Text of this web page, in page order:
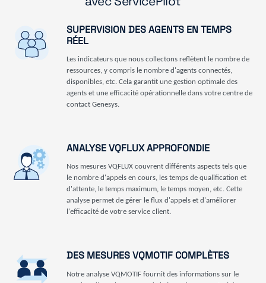
SUPERVISION DES AGENTS EN TEMPS
RÉEL
Les indicateurs que nous collectons reflètent le nombre de
ressources, y compris le nombre d'agents connectés,
disponibles, etc. Cela garantit une gestion optimale des
agents et une efficacité opérationnelle dans votre centre de
contact Genesys.
ANALYSE VQFLUX APPROFONDIE
Nos mesures VQFLUX couvrent différents aspects tels que
le nombre d'appels en cours, les temps de qualification et
d'attente, le temps maximum, le temps moyen, etc. Cette
analyse permet de gérer le flux d'appels et d'améliorer
l'efficacité de votre service client.
DES MESURES VQMOTIF COMPLÈTES
Notre analyse VQMOTIF fournit des informations sur le